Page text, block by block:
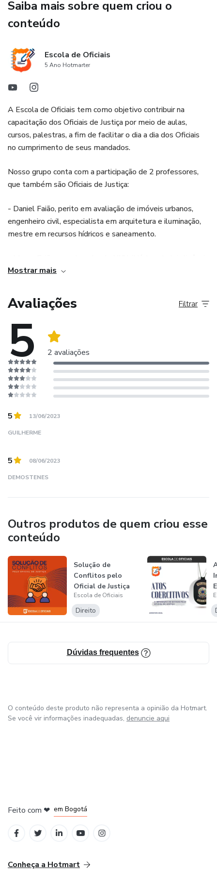
modelos de certidões, vistorias, laudos, etc.
Saiba mais sobre quem criou o
conteúdo
Escola de Oficiais
5 Ano Hotmarter
A Escola de Oficiais tem como objetivo contribuir na
capacitação dos Oficiais de Justiça por meio de aulas,
cursos, palestras, a fim de facilitar o dia a dia dos Oficiais
no cumprimento de seus mandados.
Nosso grupo conta com a participação de 2 professores,
que também são Oficiais de Justiça:
- Daniel Faião, perito em avaliação de imóveis urbanos,
engenheiro civil, especialista em arquitetura e iluminação,
mestre em recursos hídricos e saneamento.
dos Oficiais de Justiça), professor da ESMAL (Escola
especialista em direito processual.
Mostrar mais
Avaliações
5 2 avaliações
Filtrar
5 13/06/2023
GUILHERME
5 08/06/2023
DEMOSTENES
Outros produtos de quem criou esse
conteúdo
Solução de
Conflitos pelo
Oficial de Justiça
Escola de Oficiais
Direito
Dúvidas frequentes
O conteúdo deste produto não representa a opinião da Hotmart.
Se você vir informações inadequadas, denuncie aqui
Feito com ❤ em Bogotá
Conheça a Hotmart